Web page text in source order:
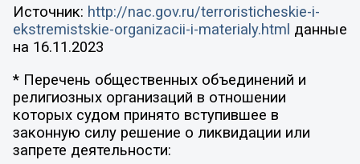
Источник: http://nac.gov.ru/terroristicheskie-i-
ekstremistskie-organizacii-i-materialy.html данные
на 16.11.2023
* Перечень общественных объединений и
религиозных организаций в отношении
которых судом принято вступившее в
законную силу решение о ликвидации или
запрете деятельности: